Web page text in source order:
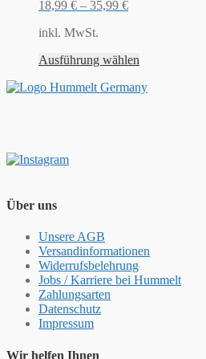
18,99 € – 35,99 €
inkl. MwSt.
Ausführung wählen
Über uns
Unsere AGB
Versandinformationen
Widerrufsbelehrung
Jobs / Karriere bei Hummelt
Zahlungsarten
Datenschutz
Impressum
Wir helfen Ihnen